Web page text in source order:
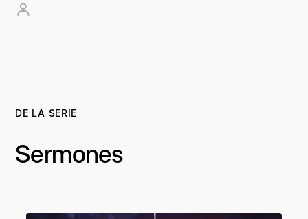
DE LA SERIE
Sermones